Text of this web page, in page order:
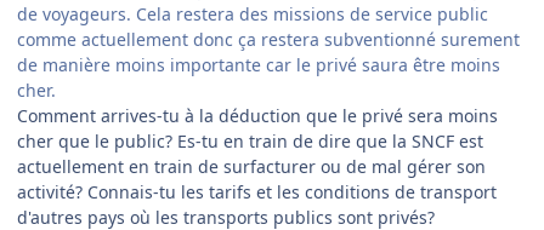
de voyageurs. Cela restera des missions de service public
comme actuellement donc ça restera subventionné surement
de manière moins importante car le privé saura être moins
cher.
Comment arrives-tu à la déduction que le privé sera moins
cher que le public? Es-tu en train de dire que la SNCF est
actuellement en train de surfacturer ou de mal gérer son
activité? Connais-tu les tarifs et les conditions de transport
d'autres pays où les transports publics sont privés?